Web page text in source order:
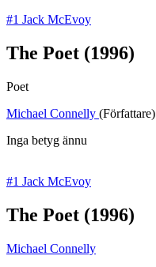
#1 Jack McEvoy
The Poet (1996)
Poet
Michael Connelly (Författare)
Inga betyg ännu
#1 Jack McEvoy
The Poet (1996)
Michael Connelly